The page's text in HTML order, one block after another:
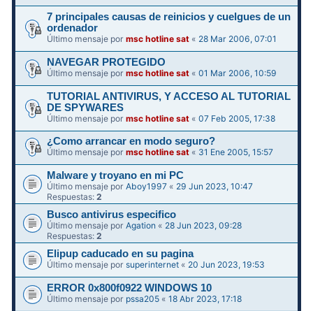
7 principales causas de reinicios y cuelgues de un
ordenador
Último mensaje pormsc hotline sat « 28 Mar 2006, 07:01
NAVEGAR PROTEGIDO
Último mensaje pormsc hotline sat «01 Mar 2006, 10:59
TUTORIAL ANTIVIRUS, Y ACCESO AL TUTORIAL
DE SPYWARES
Último mensaje pormsc hotline sat «07 Feb 2005, 17:38
¿Como arrancar en modo seguro?
Último mensaje pormsc hotline sat « 31 Ene 2005, 15:57
Malware y troyano en mi PC
Último mensaje porAboy1997 « 29 Jun 2023, 10:47
Respuestas:2
Busco antivirus especifico
Último mensaje porAgation « 28 Jun 2023, 09:28
Respuestas:2
Elipup caducado en su pagina
Último mensaje porsuperinternet « 20 Jun 2023, 19:53
ERROR 0x800f0922 WINDOWS 10
Último mensaje por pssa205 «18 Abr 2023, 17:18